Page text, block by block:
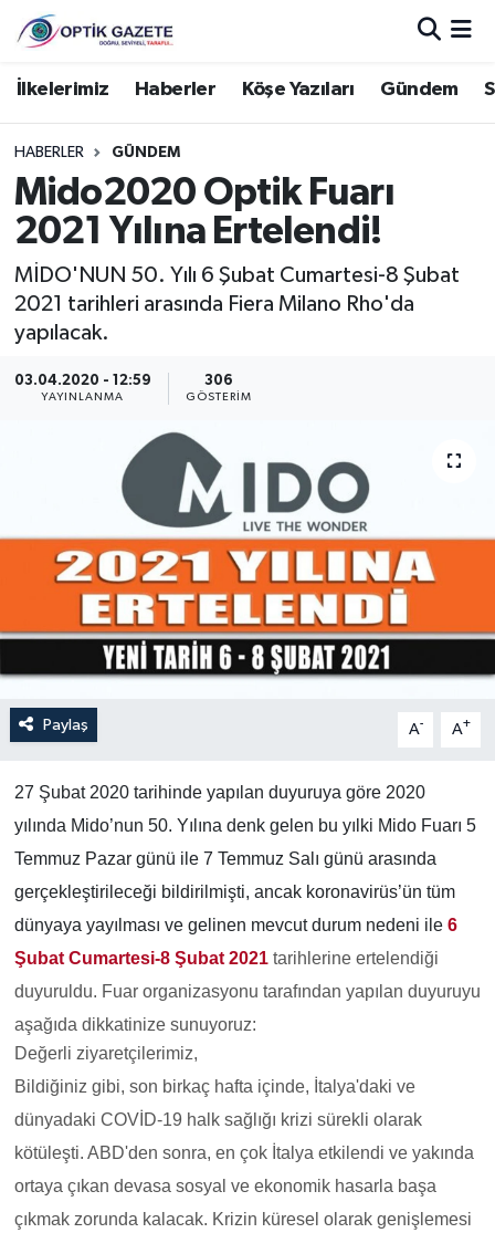
İlkelerimiz Haberler Köşe Yazıları Gündem
HABERLER GÜNDEM
Mido2020 Optik Fuarı
2021 Yılına Ertelendi!
MİDO'NUN 50. Yılı 6 Şubat Cumartesi-8 Şubat
2021 tarihleri arasında Fiera Milano Rho'da
yapılacak.
03.04.2020 - 12:59
YAYINLANMA
306
GÖSTERIM
Paylaş A- A+
27 Şubat 2020 tarihinde yapılan duyuruya göre 2020
yılında Mido’nun 50. Yılına denk gelen bu yılki Mido Fuarı 5
Temmuz Pazar günü ile 7 Temmuz Salı günü arasında
gerçekleştirileceği bildirilmişti, ancak koronavirüs’ün tüm
dünyaya yayılması ve gelinen mevcut durum nedeni ile 6
Şubat Cumartesi-8 Şubat 2021 tarihlerine ertelendiği
duyuruldu. Fuar organizasyonu tarafından yapılan duyuruyu
aşağıda dikkatinize sunuyoruz:
Değerli ziyaretçilerimiz,
Bildiğiniz gibi, son birkaç hafta içinde, İtalya'daki ve
dünyadaki COVİD-19 halk sağlığı krizi sürekli olarak
kötüleşti. ABD'den sonra, en çok İtalya etkilendi ve yakında
ortaya çıkan devasa sosyal ve ekonomik hasarla başa
çıkmak zorunda kalacak. Krizin küresel olarak genişlemesi
Nöbetçi Eczaneler
Hava Durumu
İstanbul Namaz Vakitleri
Süper Lig Puan Durumu ve Fikstür
Haber Arşivi